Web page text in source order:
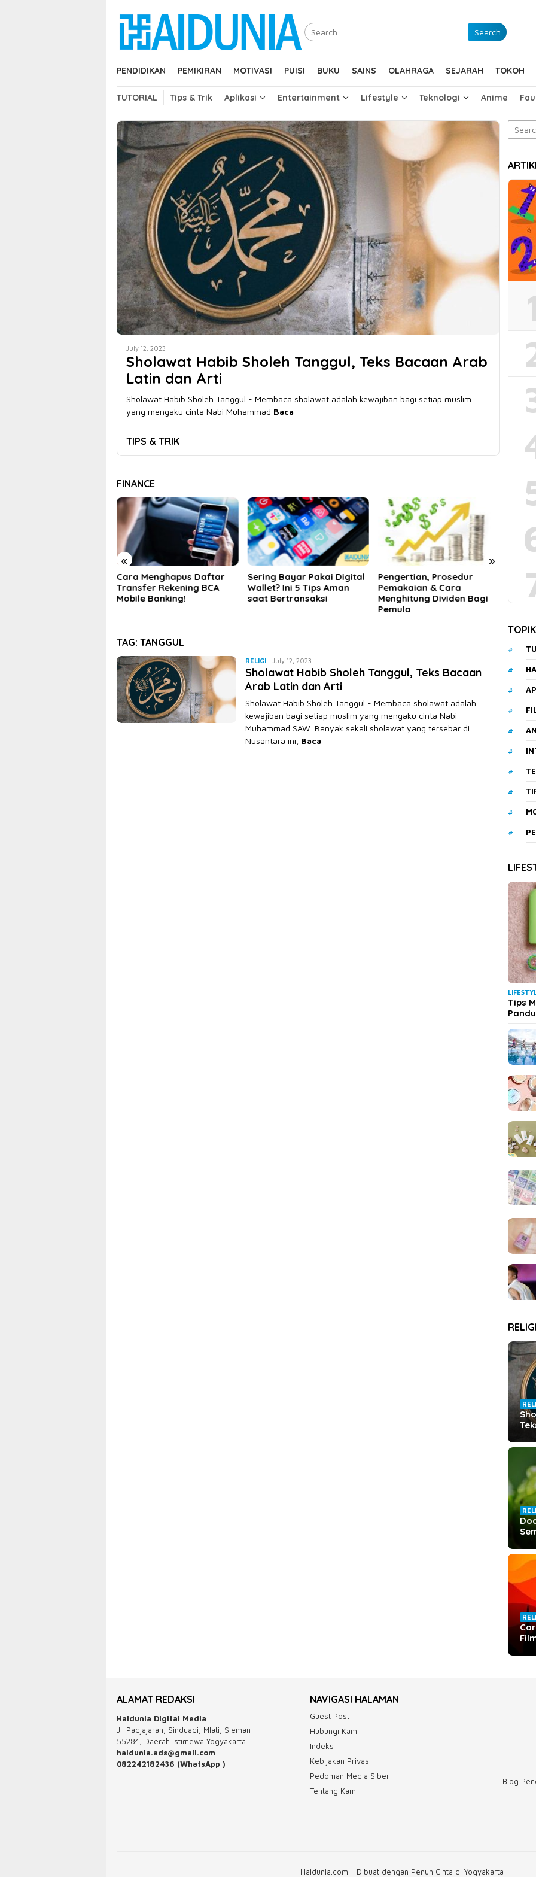
content
Search
PENDIDIKAN PEMIKIRAN MOTIVASI PUISI BUKU SAINS OLAHRAGA SEJARAH TOKOH
TUTORIAL Tips & Trik Aplikasi Entertainment Lifestyle Teknologi Anime
July 12, 2023
Sholawat Habib Sholeh Tanggul, Teks Bacaan Arab
Latin dan Arti
Sholawat Habib Sholeh Tanggul - Membaca sholawat adalah kewajiban bagi setiap muslim
yang mengaku cinta Nabi Muhammad Baca
TIPS & TRIK
FINANCE
« »
Sering Bayar Pakai Digital
Wallet? Ini 5 Tips Aman
saat Bertransaksi
Pengertian, Prosedur
Pemakaian & Cara
Menghitung Dividen Bagi
Beberapa Rekomendasi
Pilihan Produk Dana
Pensiun
TAG: TANGGUL
RELIGIAkhmad
Saikuddin
July 12, 2023
Sholawat Habib Sholeh Tanggul, Teks Bacaan
Arab Latin dan Arti
Sholawat Habib Sholeh Tanggul - Membaca sholawat adalah
kewajiban bagi setiap muslim yang mengaku cinta Nabi
Muhammad SAW. Banyak sekali sholawat yang tersebar di
Nusantara ini, Baca
Search
for:
Tips
RELIGI
ALAMAT REDAKSI
Haidunia Digital Media
Jl. Padjajaran, Sinduadi, Mlati, Sleman
55284, Daerah Istimewa Yogyakarta
haidunia.ads@gmail.com
082242182436 (WhatsApp )
NAVIGASI HALAMAN
Guest Post
Hubungi Kami
Indeks
Kebijakan Privasi
Pedoman Media Siber
Tentang Kami
Blog
Haidunia.com - Dibuat dengan Penuh Cinta di Yogyakarta